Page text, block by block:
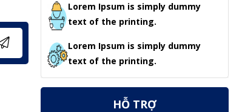
Lorem Ipsum is simply dummy
text of the printing.
Lorem Ipsum is simply dummy
text of the printing.
HỖ TRỢ